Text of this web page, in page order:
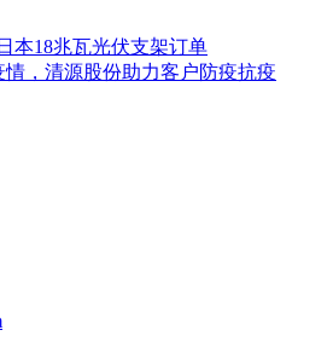
本18兆瓦光伏支架订单
，清源股份助力客户防疫抗疫